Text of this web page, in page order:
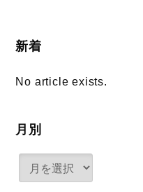
新着
No article exists.
月別